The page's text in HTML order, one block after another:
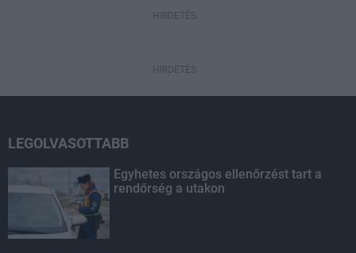
HIRDETÉS
HIRDETÉS
LEGOLVASOTTABB
Egyhetes országos ellenőrzést tart a
rendőrség a utakon